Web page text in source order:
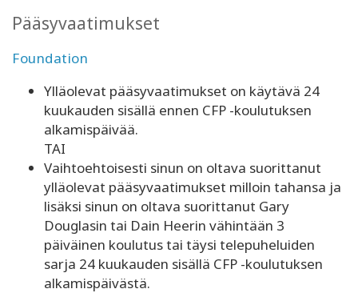
Pääsyvaatimukset
Foundation
Ylläolevat pääsyvaatimukset on käytävä 24
kuukauden sisällä ennen CFP -koulutuksen
alkamispäivää.
TAI
Vaihtoehtoisesti sinun on oltava suorittanut
ylläolevat pääsyvaatimukset milloin tahansa ja
lisäksi sinun on oltava suorittanut Gary
Douglasin tai Dain Heerin vähintään 3
päiväinen koulutus tai täysi telepuheluiden
sarja 24 kuukauden sisällä CFP -koulutuksen
alkamispäivästä.